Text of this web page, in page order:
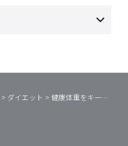
> ダイエット >健康体重をキープするために